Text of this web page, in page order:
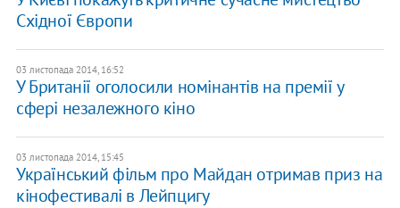
Східної Європи
03 листопада 2014, 16:52
У Британії оголосили номінантів на премії у
сфері незалежного кіно
03 листопада 2014, 15:45
Український фільм про Майдан отримав приз на
кінофестивалі в Лейпцигу